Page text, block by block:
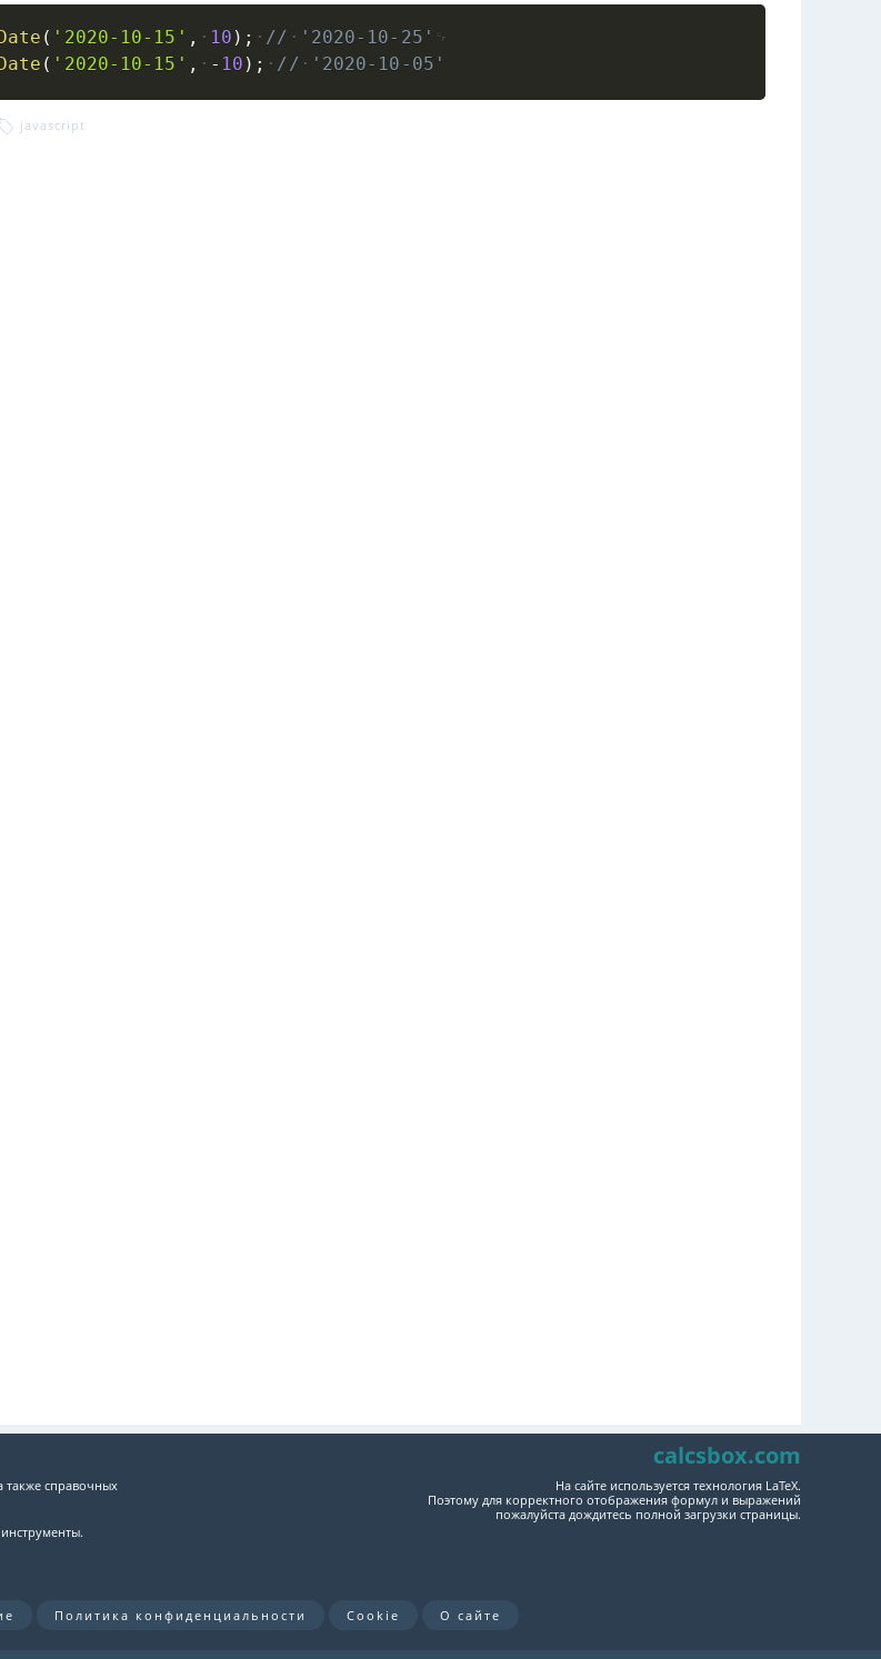
( '2020-10-15' , 10 ) ; //
'2020-10-25'
( '2020-10-15' , - 10 ) ; // '2020-10-05'
javascript
также справочных
calcsbox.com
На сайте используется технология LaTeX.
Поэтому для корректного отображения формул и выражений
пожалуйста дождитесь полной загрузки страницы.
Политика конфиденциальности Cookie О сайте